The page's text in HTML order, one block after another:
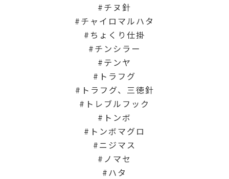
チヌ針
チャイロマルハタ
ちょくり仕掛
チンシラー
テンヤ
トラフグ
トラフグ、三徳針
トレブルフック
トンボ
トンボマグロ
ニジマス
ノマセ
ハタ